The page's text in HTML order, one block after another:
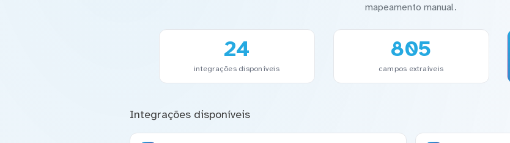
mapeamento manual.
24
integrações disponíveis
805
campos extraíveis
Integrações disponíveis